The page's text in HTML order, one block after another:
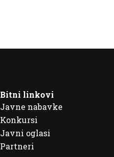
Bitni linkovi
Javne nabavke
Konkursi
Javni oglasi
Partneri